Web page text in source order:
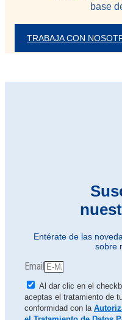
base
TRABAJA CON
Entérate de las
sobre
Email
Al dar clic en el
aceptas el tratamiento de
conformidad con la